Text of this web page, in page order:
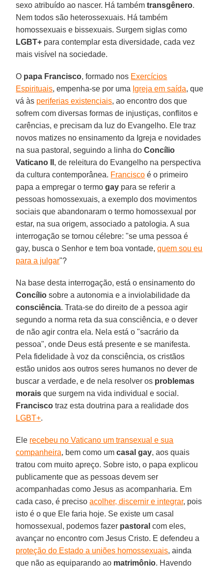
sexo atribuído ao nascer. Há tambémtransgênero.
Nem todos são heterossexuais. Há também
homossexuais e bissexuais. Surgem siglas como
LGBT+ para contemplar esta diversidade, cada vez
mais visível na sociedade.
O papa Francisco, formado nos Exercícios
Espirituais, empenha-se por uma Igreja em saída, que
vá às periferias existenciais, ao encontro dos que
sofrem com diversas formas de injustiças, conflitos e
carências, e precisam da luz do Evangelho. Ele traz
novos matizes no ensinamento da Igreja e novidades
na sua pastoral, seguindo a linha doConcílio
Vaticano II , de releitura do Evangelho na perspectiva
da cultura contemporânea. Francisco é o primeiro
papa a empregar o termogay para se referir a
pessoas homossexuais, a exemplo dos movimentos
sociais que abandonaram o termo homossexual por
estar, na sua origem, associado a patologia. A sua
interrogação se tornou célebre: "se uma pessoa é
gay, busca o Senhor e tem boa vontade,quem sou eu
para a julgar"?
Na base desta interrogação, está o ensinamento do
Concílio sobre a autonomia e a inviolabilidade da
consciência. Trata-se do direito de a pessoa agir
segundo a norma reta da sua consciência, e o dever
de não agir contra ela. Nela está o "sacrário da
pessoa", onde Deus está presente e se manifesta.
Pela fidelidade à voz da consciência, os cristãos
estão unidos aos outros seres humanos no dever de
buscar a verdade, e de nela resolver os problemas
morais que surgem na vida individual e social.
Francisco traz esta doutrina para a realidade dos
LGBT+.
Ele recebeu no Vaticano um transexual e sua
companheira, bem como umcasal gay, aos quais
tratou com muito apreço. Sobre isto, o papa explicou
publicamente que as pessoas devem ser
acompanhadas como Jesus as acompanharia. Em
cada caso, é precisoacolher, discernir e integrar, pois
isto é o que Ele faria hoje. Se existe um casal
homossexual, podemos fazer pastoral com eles,
avançar no encontro com Jesus Cristo. E defendeu a
proteção do Estado a uniões homossexuais, ainda
que não as equiparando ao matrimônio. Havendo